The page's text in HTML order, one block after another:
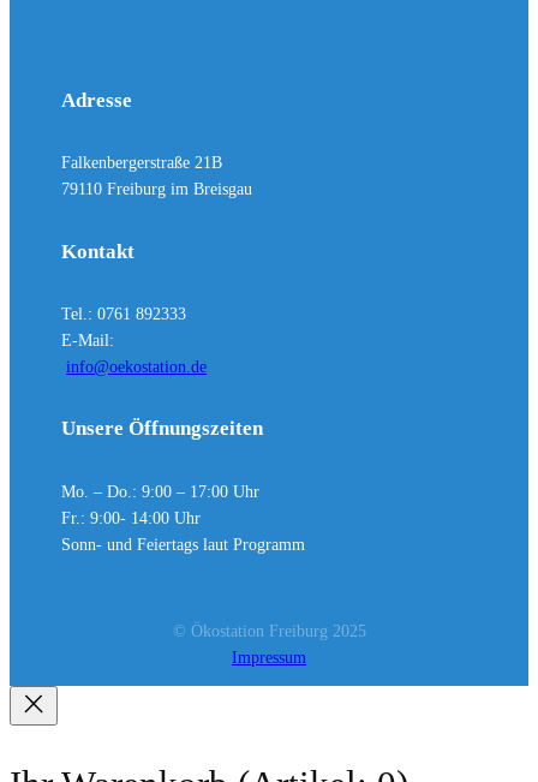
Adresse
Falkenbergerstraße 21B
79110 Freiburg im Breisgau
Kontakt
Tel.: 0761 892333
E-Mail:
info@oekostation.de
Unsere Öffnungszeiten
Mo. – Do.: 9:00 – 17:00 Uhr
Fr.: 9:00- 14:00 Uhr
Sonn- und Feiertags laut Programm
© Ökostation Freiburg 2025
Impressum